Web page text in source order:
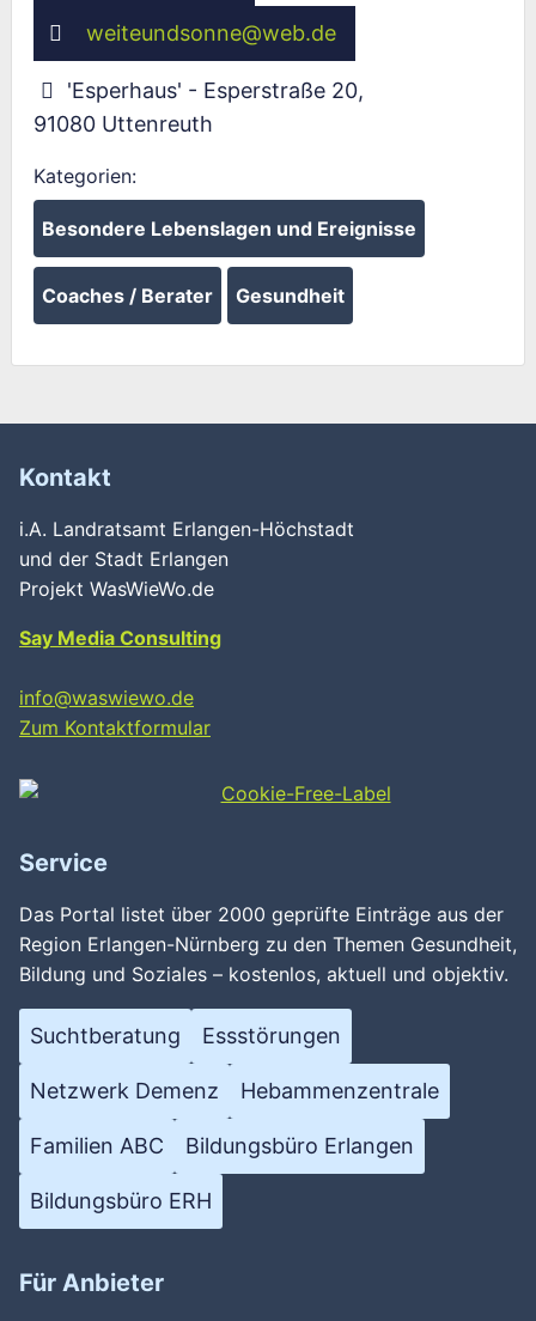
weiteundsonne@web.de
'Esperhaus' - Esperstraße 20,
91080 Uttenreuth
Kategorien:
Besondere Lebenslagen und Ereignisse
Coaches / Berater Gesundheit
Wird geladen …
Kontakt
i.A. Landratsamt Erlangen-Höchstadt
und der Stadt Erlangen
Projekt WasWieWo.de
Say Media Consulting
info@waswiewo.de
Zum Kontaktformular
Service
Das Portal listet über 2000 geprüfte Einträge aus der
Region Erlangen-Nürnberg zu den Themen Gesundheit,
Bildung und Soziales – kostenlos, aktuell und objektiv.
Suchtberatung Essstörungen
Netzwerk Demenz Hebammenzentrale
Familien ABC Bildungsbüro Erlangen
Bildungsbüro ERH
Für Anbieter